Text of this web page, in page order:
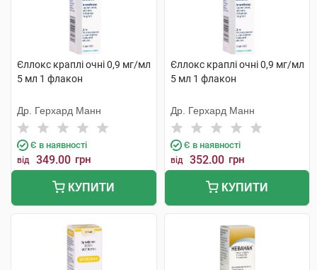
Єллокс краплі очні 0,9 мг/мл
5 мл 1 флакон
Др. Герхард Манн
Є в наявності
від 349.00 грн
КУПИТИ
Єллокс краплі очні 0,9 мг/мл
5 мл 1 флакон
Др. Герхард Манн
Є в наявності
від 352.00 грн
КУПИТИ